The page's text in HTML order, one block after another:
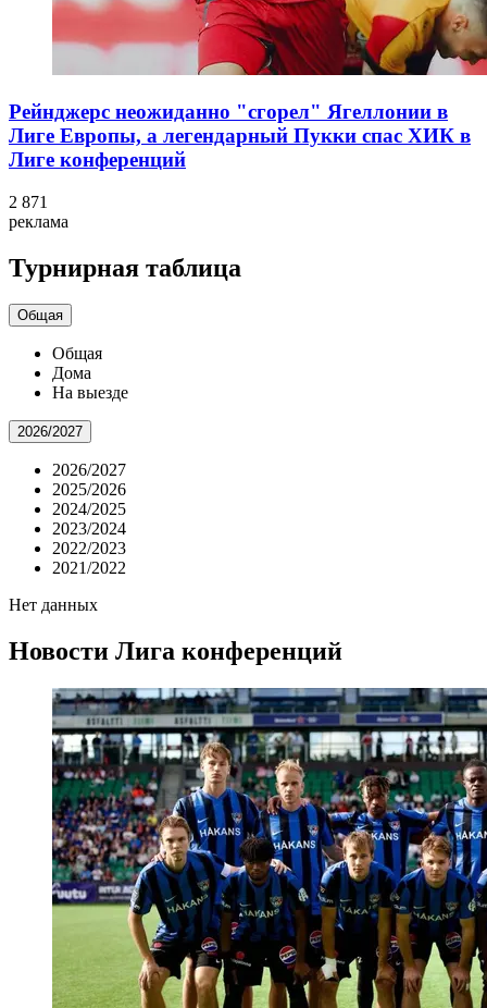
Рейнджерс неожиданно "сгорел" Ягеллонии в
Лиге Европы, а легендарный Пукки спас ХИК в
Лиге конференций
2 871
реклама
Турнирная таблица
Общая
Общая
Дома
На выезде
2026/2027
2026/2027
2025/2026
2024/2025
2023/2024
2022/2023
2021/2022
Нет данных
Новости Лига конференций